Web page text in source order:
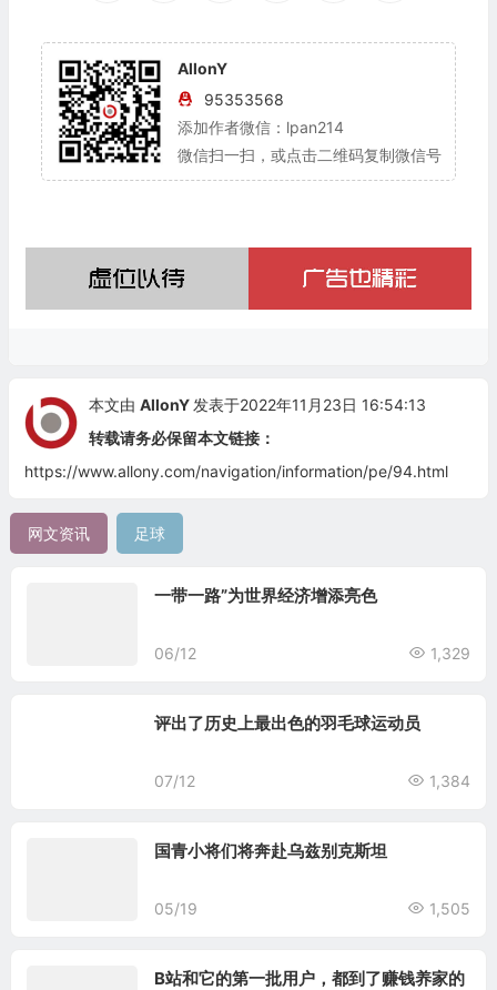
AllonY
95353568
添加作者微信：lpan214
微信扫一扫，或点击二维码复制微信号
本文由 AllonY 发表于2022年11月23日 16:54:13
转载请务必保留本文链接：
https://www.allony.com/navigation/information/pe/94.html
网文资讯 足球
一带一路”为世界经济增添亮色
06/12 1,329
评出了历史上最出色的羽毛球运动员
07/12 1,384
国青小将们将奔赴乌兹别克斯坦
05/19 1,505
B站和它的第一批用户，都到了赚钱养家的